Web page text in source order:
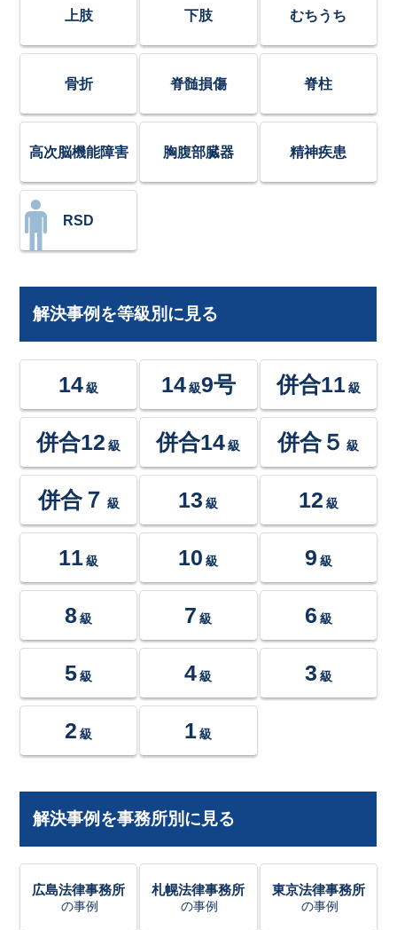
上肢 下肢 むちうち
骨折 脊髄損傷 脊柱
高次脳機能障害 胸腹部臓器 精神疾患
RSD
解決事例を等級別に見る
14 級 14級9号 併合11 級
併合12 級 併合14 級 併合５ 級
併合７ 級 13 級 12 級
11 級 10 級 9 級
8 級 7 級 6 級
5 級 4 級 3 級
2 級 1 級
解決事例を事務所別に見る
広島法律事務所
の事例
札幌法律事務所
の事例
東京法律事務所
の事例